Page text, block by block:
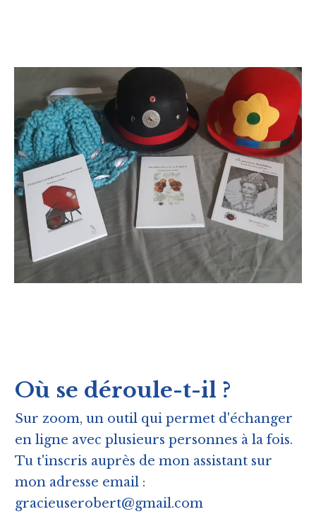
Où se déroule-t-il ?
Sur zoom, un outil qui permet d'échanger
en ligne avec plusieurs personnes à la fois.
Tu t'inscris auprès de mon assistant sur
mon adresse email :
gracieuserobert@gmail.com